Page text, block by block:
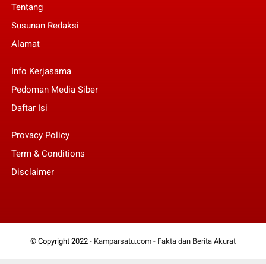
Tentang
Susunan Redaksi
Alamat
Info Kerjasama
Pedoman Media Siber
Daftar Isi
Provacy Policy
Term & Conditions
Disclaimer
© Copyright 2022 - Kamparsatu.com - Fakta dan Berita Akurat